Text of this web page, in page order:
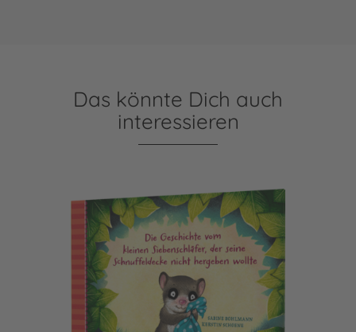
Das könnte Dich auch
interessieren
Der kleine Siebenschläfer 3: Die Geschichte vom kleinen